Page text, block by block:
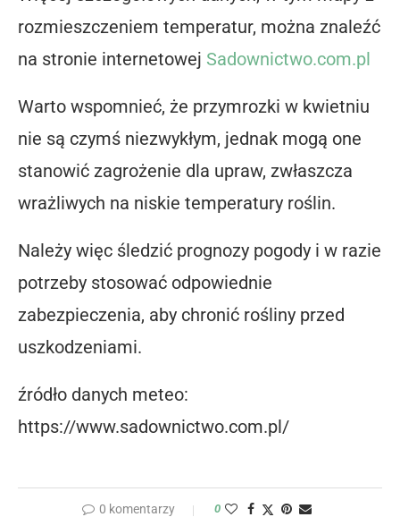
rozmieszczeniem temperatur, można znaleźć
na stronie internetowej Sadownictwo.com.pl
Warto wspomnieć, że przymrozki w kwietniu
nie są czymś niezwykłym, jednak mogą one
stanowić zagrożenie dla upraw, zwłaszcza
wrażliwych na niskie temperatury roślin.
Należy więc śledzić prognozy pogody i w razie
potrzeby stosować odpowiednie
zabezpieczenia, aby chronić rośliny przed
uszkodzeniami.
źródło danych meteo:
https://www.sadownictwo.com.pl/
0 komentarzy 0